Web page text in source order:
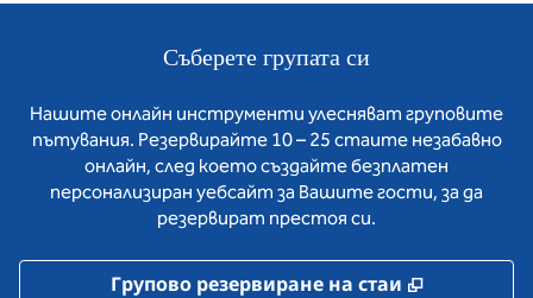
Съберете групата си
Нашите онлайн инструменти улесняват груповите
пътувания. Резервирайте 10 – 25 стаите незабавно
онлайн, след което създайте безплатен
персонализиран уебсайт за Вашите гости, за да
резервират престоя си.
Групово резервиране на стаи ,